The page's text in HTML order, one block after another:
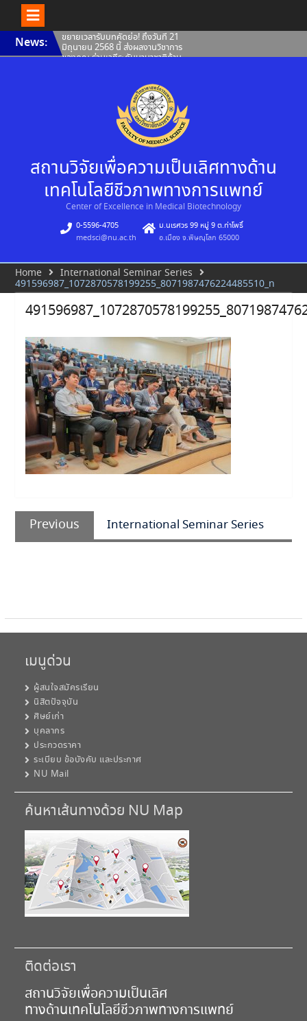
Skip
content
News: ขยายเวลารับบทคัดย่อ! ถึงวันที่ 21
มิถุนายน 2568 นี้ ส่งผลงานวิชาการ
ของคุณ ร่วมเวทีระดับนานาชาติด้าน
Invitation to attend special
lecture Jointly organized by
Center of Excellence in
Medical Biotechnology,
Faculty of Medical Science,
Naresuan University
ขยายเวลารับผลงาน The 21st
Meeting of the Consortium
for Globalization of Chinese
Medicine (CGCM 2025)
สถานวิจัยเพื่อความเป็นเลิศทางด้าน
เทคโนโลยีชีวภาพทางการแพทย์
Center of Excellence in Medical Biotechnology
0-5596-4705
medsci@nu.ac.th
ม.นเรศวร 99 หมู่ 9 ต.ท่าโพธิ์
อ.เมือง จ.พิษณุโลก 65000
Home
International Seminar Series
491596987_1072870578199255_8071987476224485510_n
แนะแนว
เรื่อง
Previous
Previous
post:
International Seminar Series
เมนูด่วน
ผู้สนใจสมัครเรียน
นิสิตปัจจุบัน
ศิษย์เก่า
บุคลากร
ประกวดราคา
ระเบียบ ข้อบังคับ และประกาศ
NU Mail
ค้นหาเส้นทางด้วย NU Map
ติดต่อเรา
สถานวิจัยเพื่อความเป็นเลิศ
ทางด้านเทคโนโลยีชีวภาพทางการแพทย์